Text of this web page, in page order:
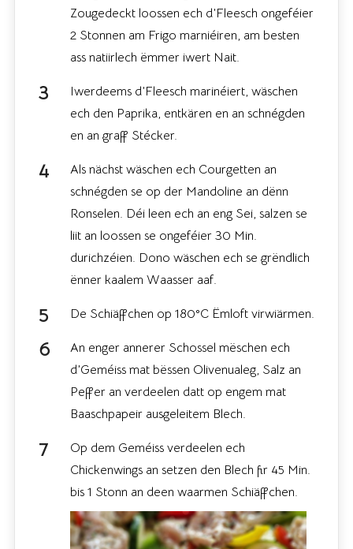
Zougedeckt loossen ech d’Fleesch ongeféier
2 Stonnen am Frigo marniéiren, am besten
ass natiirlech ëmmer iwert Nait.
Iwerdeems d’Fleesch marinéiert, wäschen
ech den Paprika, entkären en an schnégden
en an graff Stécker.
Als nächst wäschen ech Courgetten an
schnégden se op der Mandoline an dënn
Ronselen. Déi leen ech an eng Sei, salzen se
liit an loossen se ongeféier 30 Min.
durichzéien. Dono wäschen ech se grëndlich
ënner kaalem Waasser aaf.
De Schiäffchen op 180°C Ëmloft virwiärmen.
An enger annerer Schossel mëschen ech
d’Geméiss mat bëssen Olivenualeg, Salz an
Peffer an verdeelen datt op engem mat
Baaschpapeir ausgeleitem Blech.
Op dem Geméiss verdeelen ech
Chickenwings an setzen den Blech fir 45 Min.
bis 1 Stonn an deen waarmen Schiäffchen.